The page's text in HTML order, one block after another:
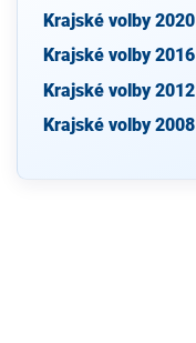
Krajské volby 2020
Krajské volby 2016
Krajské volby 2012
Krajské volby 2008